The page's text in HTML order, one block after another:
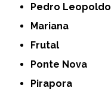
Pedro Leopoldo
Mariana
Frutal
Ponte Nova
Pirapora